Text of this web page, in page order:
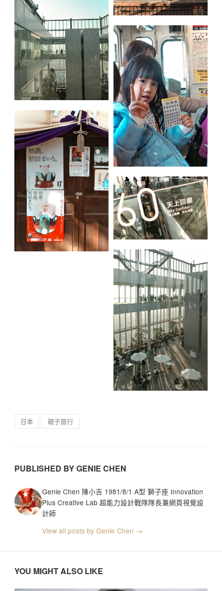
日本 親子旅行
PUBLISHED BY GENIE CHEN
Genie Chen 陳小吉 1981/8/1 A型 獅子座 Innovation
Plus Creative Lab 超能力設計戰隊隊長兼網頁視覺設
計師
View all posts by Genie Chen →
YOU MIGHT ALSO LIKE